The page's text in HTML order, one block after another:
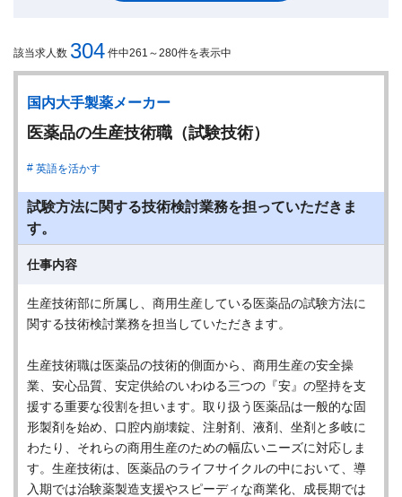
該当求人数 304 件中261～280件を表示中
国内大手製薬メーカー
医薬品の生産技術職（試験技術）
英語を活かす
試験方法に関する技術検討業務を担っていただきま
す。
仕事内容
生産技術部に所属し、商用生産している医薬品の試験方法に
関する技術検討業務を担当していただきます。
生産技術職は医薬品の技術的側面から、商用生産の安全操
業、安心品質、安定供給のいわゆる三つの『安』の堅持を支
援する重要な役割を担います。取り扱う医薬品は一般的な固
形製剤を始め、口腔内崩壊錠、注射剤、液剤、坐剤と多岐に
わたり、それらの商用生産のための幅広いニーズに対応しま
す。生産技術は、医薬品のライフサイクルの中において、導
入期では治験薬製造支援やスピーディな商業化、成長期では